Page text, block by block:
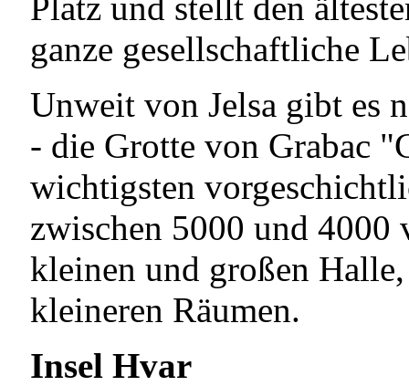
ganze gesellschaftliche
Unweit von Jelsa gibt es
- die Grotte von Grabac
wichtigsten
zwischen 5000 und 4000
kleinen und großen
kleineren Räumen.
Insel Hvar